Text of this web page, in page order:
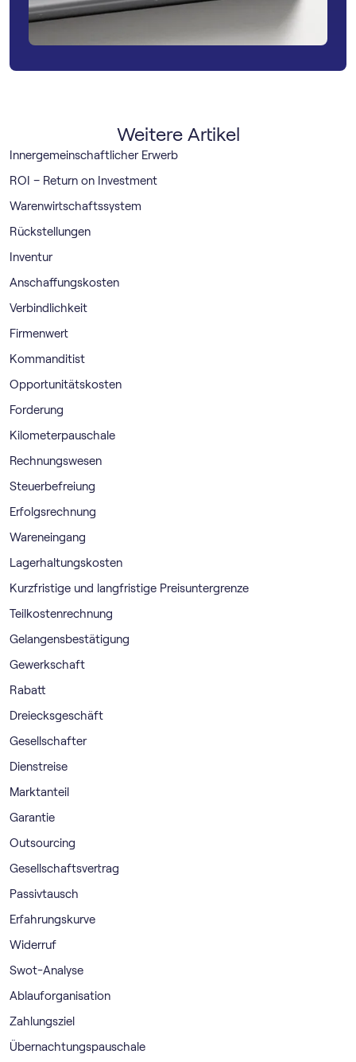
Weitere Artikel
Innergemeinschaftlicher Erwerb
ROI – Return on Investment
Warenwirtschaftssystem
Rückstellungen
Inventur
Anschaffungskosten
Verbindlichkeit
Firmenwert
Kommanditist
Opportunitätskosten
Forderung
Kilometerpauschale
Rechnungswesen
Steuerbefreiung
Erfolgsrechnung
Wareneingang
Lagerhaltungskosten
Kurzfristige und langfristige Preisuntergrenze
Teilkostenrechnung
Gelangensbestätigung
Gewerkschaft
Rabatt
Dreiecksgeschäft
Gesellschafter
Dienstreise
Marktanteil
Garantie
Outsourcing
Gesellschaftsvertrag
Passivtausch
Erfahrungskurve
Widerruf
Swot-Analyse
Ablauforganisation
Zahlungsziel
Übernachtungspauschale